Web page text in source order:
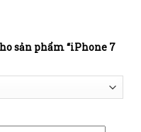
sản phẩm “iPhone 7